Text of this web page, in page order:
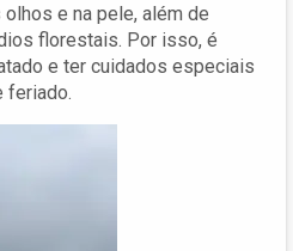
e na pele, além de
florestais. Por isso, é
e ter cuidados especiais
feriado.